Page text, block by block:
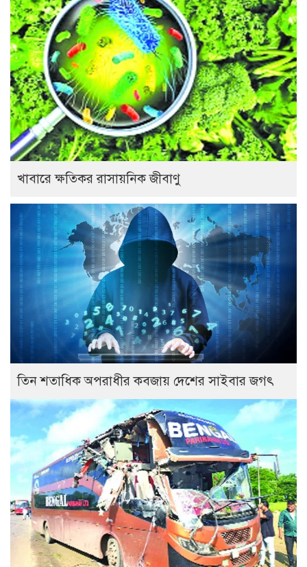
খাবারে ক্ষতিকর রাসায়নিক জীবাণু
তিন শতাধিক অপরাধীর কবজায় দেশের সাইবার জগৎ